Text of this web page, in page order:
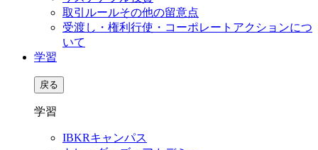
取引ルールその他の留意点
受渡し・権利行使・コーポレートアクションにつ
いて
学習
戻る
学習
IBKRキャンパス